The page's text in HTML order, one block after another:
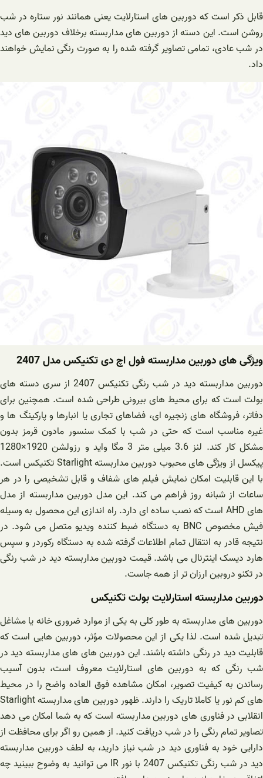
قابل ذکر است که دوربین های استارلایت یعنی همانند نور ستاره در شب
روشن است. این دسته از دوربین های مداربسته برخلاف دوربین های دید
در شب عادی، تمامی تصاویر گرفته شده را به صورت رنگی نمایش خواهند
داد.
ویژگی های دوربین مداربسته فول اچ دی تکنیکس مدل 2407
دوربین مداربسته دید در شب رنگی تکنیکس 2407‌ از سری دسته های
بولت است که برای محیط های بیرونی طراحی شده است. همچنین برای
دفاتر، فروشگاه های زنجیره ای، فضاهای تجاری یا انبارها و پارکینگ ها و
غیره‌ مناسب است که حتی در شب با کمک سنسور مادون قرمز بدون
مشکل کار کند. لنز 3.6 میلی متر 3 مگا واید و رزولشن 1920×1280
پیکسل از ویژگی های محبوب دوربین مداربسته Starlight تکنیکس است.
با این قابلیت امکان نمایش فیلم های شفاف و قابل تشخیصی را در هر
ساعات از شبانه روز فراهم می کند. این مدل دوربین مداربسته از مدل
های AHD است که نصب ساده ای دارد. راه اندازی این محصول به وسیله
فیش مخصوص BNC به دستگاه ضبط کننده ویدیو متصل می شود. در
نتیجه قادر به انتقال تمام اطلاعات گرفته شده به دستگاه رکوردر و سپس
هارد دیسک اینترنال می باشد. قیمت دوربین مداربسته دید در شب رنگی
در تکنو دروبین ارزان تر از همه جاست.
دوربین مداربسته استارلایت بولت تکنیکس
دوربین های مداربسته به طور کلی به یکی از موارد ضروری خانه یا مشاغل
تبدیل شده است. لذا یکی از این محصولات مؤثر، دوربین هایی است که
قابلیت دید در رنگی داشته باشند‌. این دوربین های های مداربسته دید در
شب رنگی که به دوربین های استارلایت معروف است، بدون آسیب
رساندن به کیفیت تصویر، امکان مشاهده فوق العاده واضح را در محیط
های کم نور یا کاملا تاریک را دارند. ظهور دوربین های مداربسته Starlight
انقلابی در فناوری های دوربین مداربسته است که به شما امکان می دهد
تصاویر تمام رنگی را در شب دریافت کنید. از همین رو اگر برای محافظت از
دارایی خود به فناوری دید در شب نیاز دارید، به لطف دوربین مداربسته
دید در شب رنگی تکنیکس 2407 با نور IR می توانید به وضوح ببینید چه